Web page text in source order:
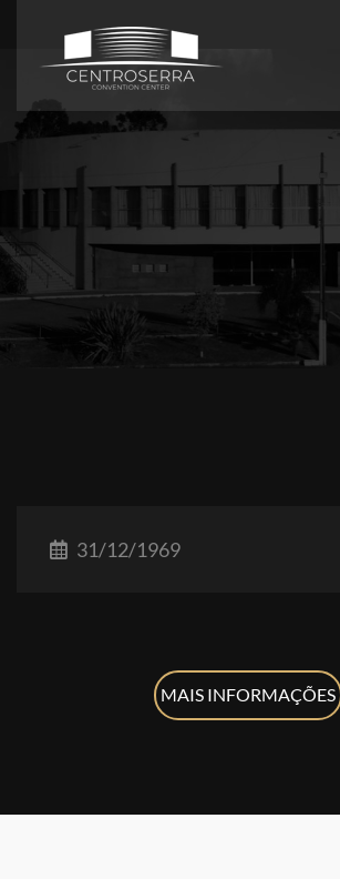
Warning: mysql_fetch_array() expects
/home/centroserra/public_html/
31/12/1969
MAIS INFORMAÇÕES